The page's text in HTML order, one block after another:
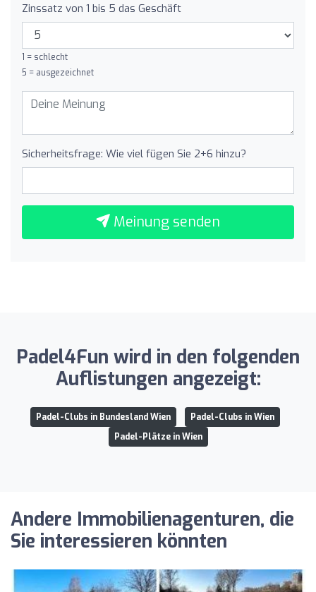
Zinssatz von 1 bis 5 das Geschäft
1 = schlecht
5 = ausgezeichnet
Sicherheitsfrage: Wie viel fügen Sie 2+6 hinzu?
Meinung senden
Padel4Fun wird in den folgenden
Auflistungen angezeigt:
Padel-Clubs in Bundesland Wien
Padel-Clubs in Wien
Padel-Plätze in Wien
Andere Immobilienagenturen, die
Sie interessieren könnten